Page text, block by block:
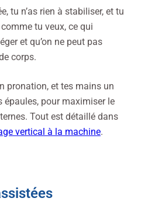
tu n’as rien à stabiliser, et tu
tu veux, ce qui
et qu’on ne peut pas
corps.
pronation, et tes mains un
épaules, pour maximiser le
Tout est détaillé dans
vertical à la machine.